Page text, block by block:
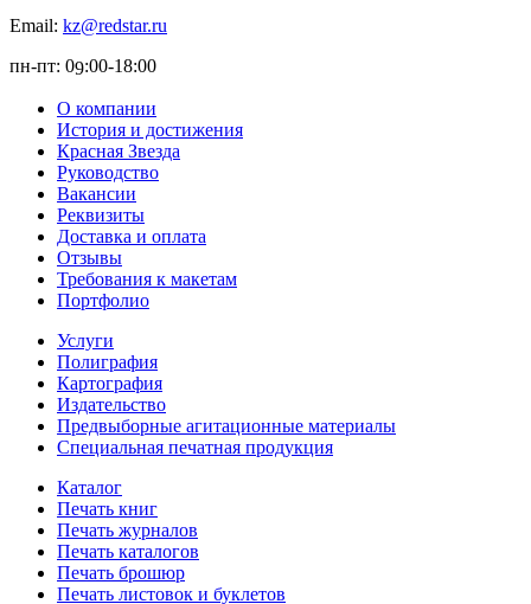
Email: kz@redstar.ru
пн-пт: 09:00-18:00
О компании
История и достижения
Красная Звезда
Руководство
Вакансии
Реквизиты
Доставка и оплата
Отзывы
Требования к макетам
Портфолио
Услуги
Полиграфия
Картография
Издательство
Предвыборные агитационные материалы
Специальная печатная продукция
Каталог
Печать книг
Печать журналов
Печать каталогов
Печать брошюр
Печать листовок и буклетов